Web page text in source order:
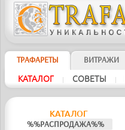
ТРАФАРЕТЫ ВИТРАЖИ
КАТАЛОГ | СОВЕТЫ |
КАТАЛОГ
%%РАСПРОДАЖА%%